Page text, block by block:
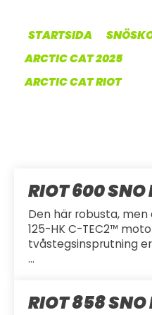
STARTSIDA
ARCTIC CAT 2025
ARCTIC CAT RIOT
RIOT 600 SNO
Den här robusta,
125-HK C-TEC2™
tvåstegsinsprutning
...
RIOT 858 SNO